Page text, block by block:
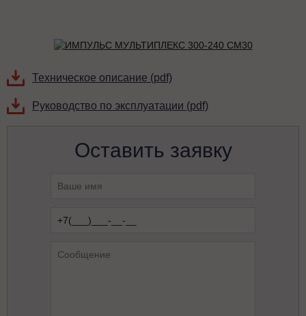
Техническое описание (pdf)
Руководство по эксплуатации (pdf)
Оставить заявку